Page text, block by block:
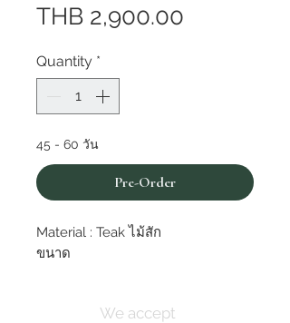
THB 2,900.00
Quantity *
45 - 60 วัน
Pre-Order
Material : Teak ไม้สัก
ขนาด
We accept